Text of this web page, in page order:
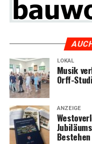
LOKAL
Musik
Orff-
ANZEIGE